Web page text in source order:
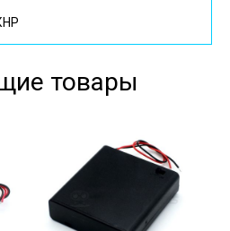
товары